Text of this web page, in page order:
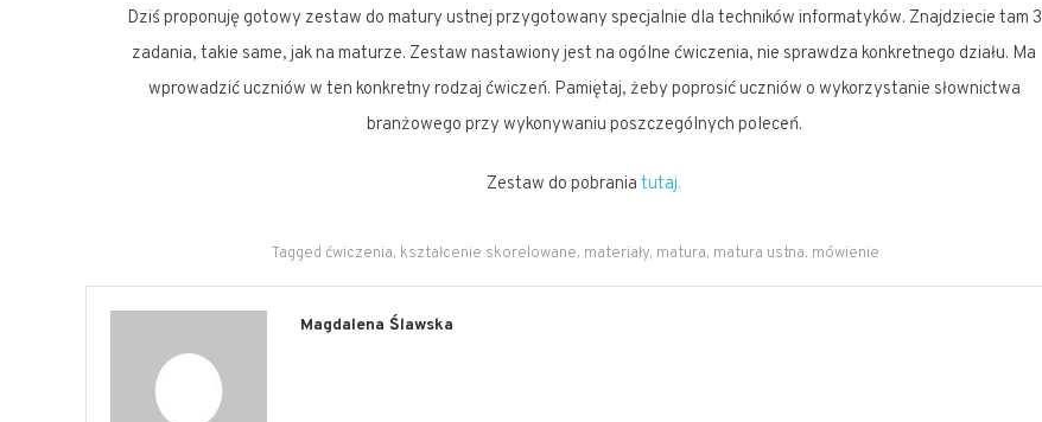
Dziś proponuję gotowy zestaw do matury ustnej przygotowany specjalnie dla techników informatyków. Znajdziecie tam 3
zadania, takie same, jak na maturze. Zestaw nastawiony jest na ogólne ćwiczenia, nie sprawdza konkretnego działu. Ma
wprowadzić uczniów w ten konkretny rodzaj ćwiczeń. Pamiętaj, żeby poprosić uczniów o wykorzystanie słownictwa
branżowego przy wykonywaniu poszczególnych poleceń.
Zestaw do pobrania tutaj.
Tagged ćwiczenia, kształcenie skorelowane, materiały, matura, matura ustna, mówienie
Magdalena Ślawska